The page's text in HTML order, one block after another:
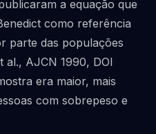
a equação que
como referência
parte das populações
al., AJCN 1990, DOI
era maior, mais
com sobrepeso e